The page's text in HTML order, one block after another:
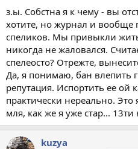
з.ы. Собстна я к чему - вы
хотите, но журнал и вообще
спеликов. Мы привыкли
никогда не жаловался.
спелеосто? Отрежте,
Да, я понимаю, бан влепить
репутация. Испортить ее ой
практически нереально. Это
мля, как же я уже стар...
kuzya